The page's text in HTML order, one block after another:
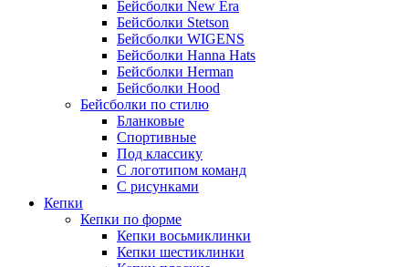
Бейсболки New Era
Бейсболки Stetson
Бейсболки WIGENS
Бейсболки Hanna Hats
Бейсболки Herman
Бейсболки Hood
Бейсболки по стилю
Бланковые
Спортивные
Под классику
С логотипом команд
С рисунками
Кепки
Кепки по форме
Кепки восьмиклинки
Кепки шестиклинки